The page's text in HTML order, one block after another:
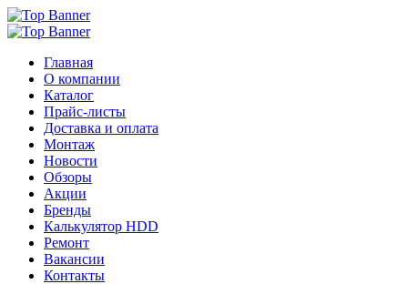
Главная
О компании
Каталог
Прайс-листы
Доставка и оплата
Монтаж
Новости
Обзоры
Акции
Бренды
Калькулятор HDD
Ремонт
Вакансии
Контакты